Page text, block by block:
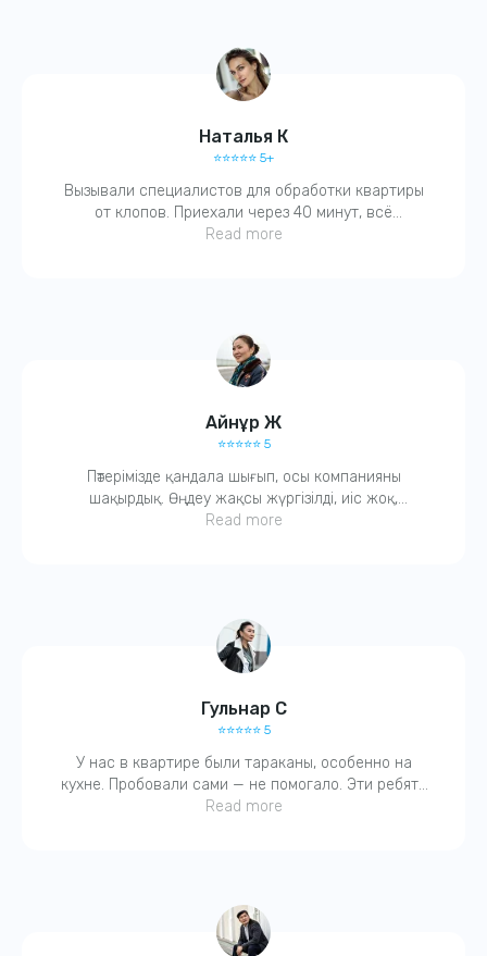
Наталья К
⭐️⭐️⭐️⭐️⭐️ 5+
Вызывали специалистов для обработки квартиры
от клопов. Приехали через 40 минут, всё
объяснили, обработали, запаха почти не было.
Read more
Айнұр Ж
⭐️⭐️⭐️⭐️⭐️ 5
Пәтерімізде қандала шығып, осы компанияны
шақырдық. Өңдеу жақсы жүргізілді, иіс жоқ,
балаларға да зиянсыз деді. Қазір бәрі таза. Ұнады,
Read more
Гульнар С
⭐️⭐️⭐️⭐️⭐️ 5
У нас в квартире были тараканы, особенно на
кухне. Пробовали сами — не помогало. Эти ребята
всё сделали за один раз! Очень вежливый
Read more
при первом
обращении!
Свяжитесь с нами по телефону или в WhatsApp